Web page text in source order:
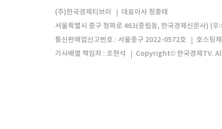
모바일앱 한국경제TV앱
(주)한국경제티브이
대표이사 정종태
서울특별시 중구 청파로 463(중림동, 한국경제신문사) (
통신판매업신고번호 : 서울중구 2022-0572호
호스팅
기사배열 책임자 : 조현석
Copyright© 한국경제TV.